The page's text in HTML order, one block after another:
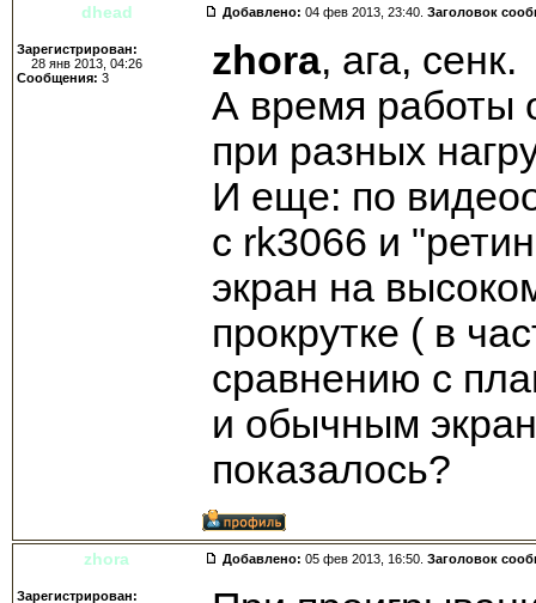
dhead Добавлено: 04 фев 2013, 23:40. Заголовок
Зарегистрирован:
28 янв 2013, 04:26
Сообщения: 3 zhora, ага, сенк.
А время работы
при разных
И еще: по
с rk3066 и
экран на
прокрутке ( в
сравнению с
и обычным
показалось?
zhora Добавлено: 05 фев 2013, 16:50. Заголовок
Зарегистрирован: